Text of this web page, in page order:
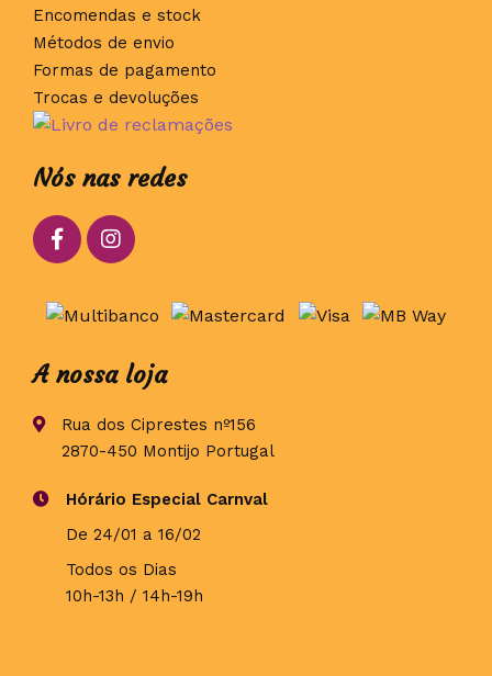
Encomendas e stock
Métodos de envio
Formas de pagamento
Trocas e devoluções
Nós nas redes
A nossa loja
Rua dos Ciprestes nº156
2870-450 Montijo Portugal
Hórário Especial Carnval
De 24/01 a 16/02
Todos os Dias
10h-13h / 14h-19h